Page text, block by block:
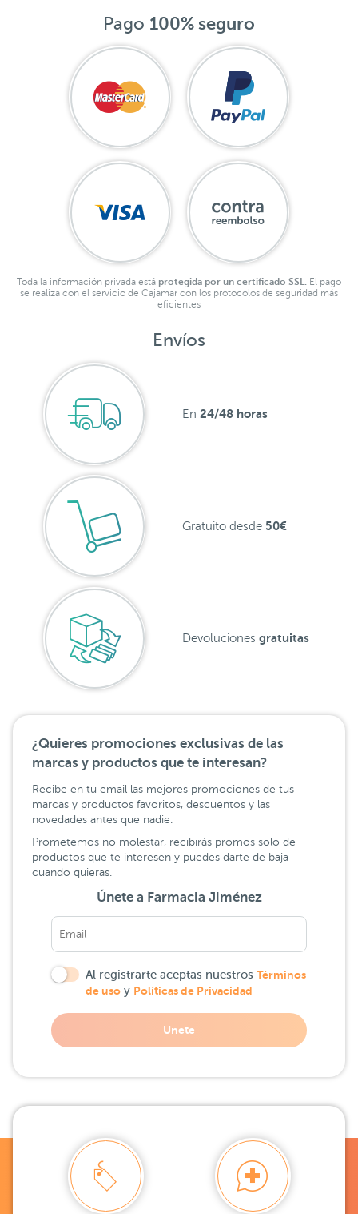
Pago 100% seguro
Toda la información privada está protegida por un certificado SSL. El pago
se realiza con el servicio de Cajamar con los protocolos de seguridad más
eficientes
Envíos
En 24/48 horas
Gratuito desde 50€
Devoluciones gratuitas
¿Quieres promociones exclusivas de las
marcas y productos que te interesan?
Recibe en tu email las mejores promociones de tus
marcas y productos favoritos, descuentos y las
novedades antes que nadie.
Prometemos no molestar, recibirás promos solo de
productos que te interesen y puedes darte de baja
cuando quieras.
Únete a Farmacia Jiménez
Al registrarte aceptas nuestros Términos
de uso y Políticas de Privacidad
Unete